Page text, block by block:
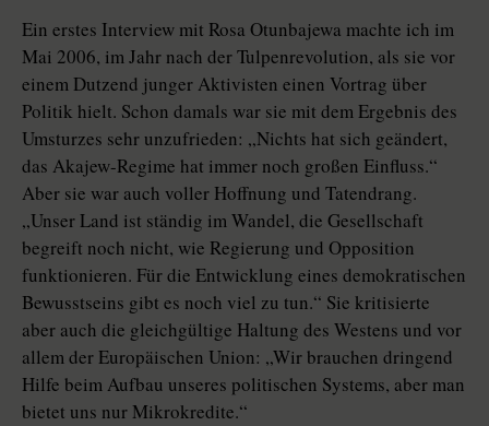
Ein erstes Interview mit Rosa Otunbajewa machte ich im
Mai 2006, im Jahr nach der Tulpenrevolution, als sie vor
einem Dutzend junger Aktivisten einen Vortrag über
Politik hielt. Schon damals war sie mit dem Ergebnis des
Umsturzes sehr unzufrieden: „Nichts hat sich geändert,
das Akajew-Regime hat immer noch großen Einfluss.“
Aber sie war auch voller Hoffnung und Tatendrang.
„Unser Land ist ständig im Wandel, die Gesellschaft
begreift noch nicht, wie Regierung und Opposition
funktionieren. Für die Entwicklung eines demokratischen
Bewusstseins gibt es noch viel zu tun.“ Sie kritisierte
aber auch die gleichgültige Haltung des Westens und vor
allem der Europäischen Union: „Wir brauchen dringend
Hilfe beim Aufbau unseres politischen Systems, aber man
bietet uns nur Mikrokredite.“